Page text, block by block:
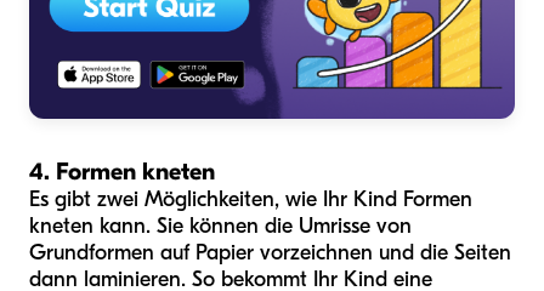
4. Formen kneten
Es gibt zwei Möglichkeiten, wie Ihr Kind Formen
kneten kann. Sie können die Umrisse von
Grundformen auf Papier vorzeichnen und die Seiten
dann laminieren. So bekommt Ihr Kind eine